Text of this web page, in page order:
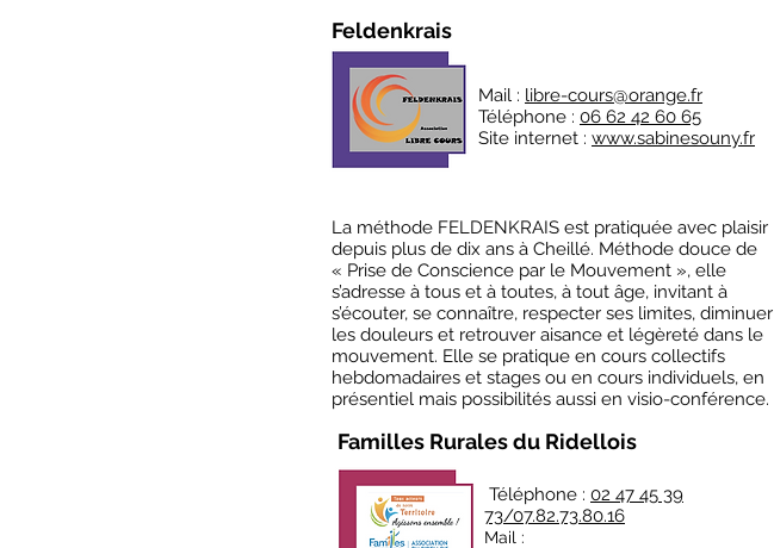
Feldenkrais
Mail : libre-cours@orange.fr
Téléphone : 06 62 42 60 65
Site internet : www.sabinesouny.fr
La méthode FELDENKRAIS est pratiquée avec plaisir
depuis plus de dix ans à Cheillé. Méthode douce de
« Prise de Conscience par le Mouvement », elle
s’adresse à tous et à toutes, à tout âge, invitant à
s’écouter, se connaître, respecter ses limites, diminuer
les douleurs et retrouver aisance et légèreté dans le
mouvement. Elle se pratique en cours collectifs
hebdomadaires et stages ou en cours individuels, en
présentiel mais possibilités aussi en visio-conférence.
Familles Rurales du Ridellois
Téléphone : 02 47 45 39
73/07.82.73.80.16
Mail :